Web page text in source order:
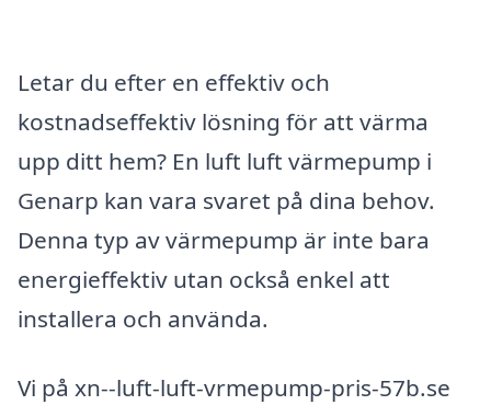
Letar du efter en effektiv och
kostnadseffektiv lösning för att värma
upp ditt hem? En luft luft värmepump i
Genarp kan vara svaret på dina behov.
Denna typ av värmepump är inte bara
energieffektiv utan också enkel att
installera och använda.
Vi på xn--luft-luft-vrmepump-pris-57b.se